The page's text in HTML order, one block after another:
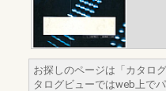
お探しのページは「カタロ
タログビューではweb上で